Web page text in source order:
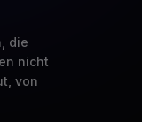
die
nicht
von